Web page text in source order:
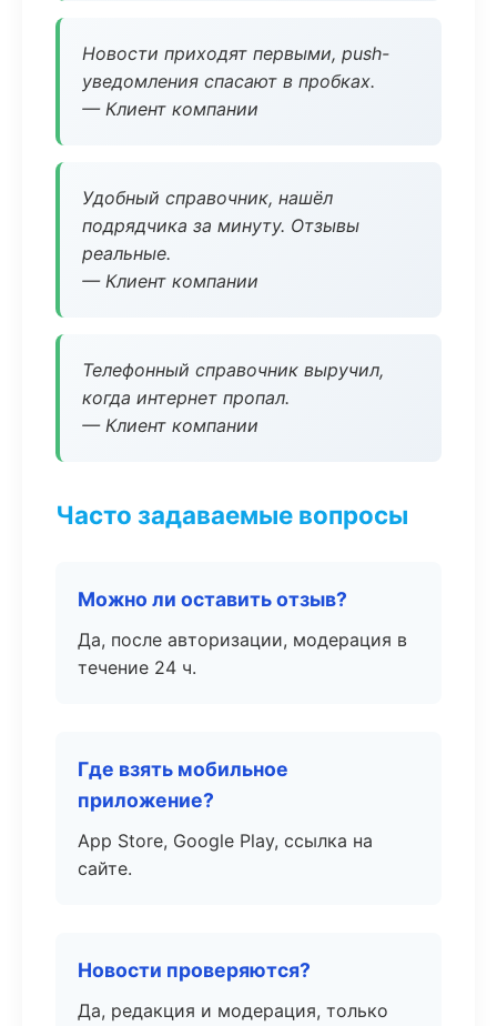
Новости приходят первыми, push-
уведомления спасают в пробках.
— Клиент компании
Удобный справочник, нашёл
подрядчика за минуту. Отзывы
реальные.
— Клиент компании
Телефонный справочник выручил,
когда интернет пропал.
— Клиент компании
Часто задаваемые вопросы
Можно ли оставить отзыв?
Да, после авторизации, модерация в
течение 24 ч.
Где взять мобильное
приложение?
App Store, Google Play, ссылка на
сайте.
Новости проверяются?
Да, редакция и модерация, только